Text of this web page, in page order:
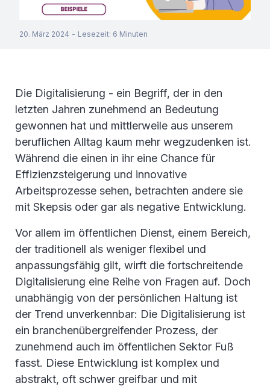
20. März 2024 - Lesezeit: 6 Minuten
Die Digitalisierung - ein Begriff, der in den
letzten Jahren zunehmend an Bedeutung
gewonnen hat und mittlerweile aus unserem
beruflichen Alltag kaum mehr wegzudenken ist.
Während die einen in ihr eine Chance für
Effizienzsteigerung und innovative
Arbeitsprozesse sehen, betrachten andere sie
mit Skepsis oder gar als negative Entwicklung.
Vor allem im öffentlichen Dienst, einem Bereich,
der traditionell als weniger flexibel und
anpassungsfähig gilt, wirft die fortschreitende
Digitalisierung eine Reihe von Fragen auf. Doch
unabhängig von der persönlichen Haltung ist
der Trend unverkennbar: Die Digitalisierung ist
ein branchenübergreifender Prozess, der
zunehmend auch im öffentlichen Sektor Fuß
fasst. Diese Entwicklung ist komplex und
abstrakt, oft schwer greifbar und mit